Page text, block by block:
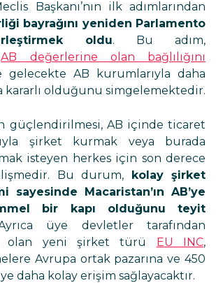
Başkanı’nın ilk adımlarından
bayrağını yeniden Parlamento
oldu. Bu adım,
AB değerlerine olan bağlılığını
gelecekte AB kurumlarıyla daha
kararlı olduğunu simgelemektedir.
güçlendirilmesi, AB içinde ticaret
şirket kurmak veya burada
isteyen herkes için son derece
Bu durum, kolay şirket
sayesinde Macaristan’ın AB’ye
bir kapı olduğunu teyit
üye devletler tarafından
olan yeni şirket türü EU INC,
Avrupa ortak pazarına ve 450
daha kolay erişim sağlayacaktır.